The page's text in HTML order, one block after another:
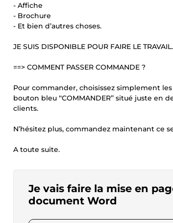
- Affiche
- Brochure
- Et bien d’autres choses.
JE SUIS DISPONIBLE POUR FAIRE LE TRAVAIL.
==> COMMENT PASSER COMMANDE ?
Pour commander, choisissez simplement
bouton bleu ‘‘COMMANDER’’ situé juste
clients.
N’hésitez plus, commandez maintenant ce
A toute suite.
Je vais faire la mise en
document Word